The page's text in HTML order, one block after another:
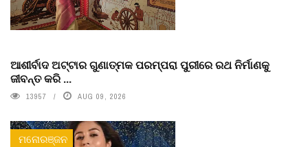
ଆଶୀର୍ବାଦ ଅଟ୍ଟାର ଗୁଣାତ୍ମକ ପରମ୍ପରା ପୁରୀରେ ରଥ ନିର୍ମାଣକୁ
ଜୀବନ୍ତ କରି ...
13957 AUG 09, 2026
ମନୋରଞ୍ଜନ